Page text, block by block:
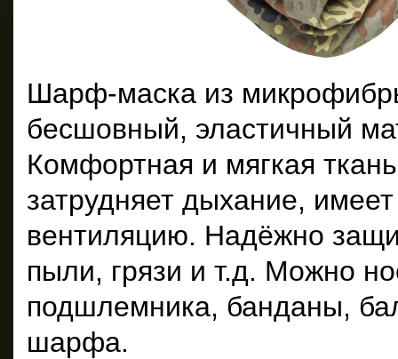
Шарф-маска из
бесшовный, эластичный
Комфортная и мягкая
затрудняет дыхание,
вентиляцию. Надёжно
пыли, грязи и т.д. Можно
подшлемника, банданы,
шарфа.